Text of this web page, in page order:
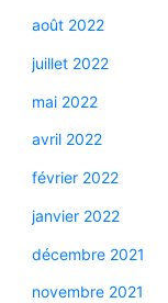
août 2022
juillet 2022
mai 2022
avril 2022
février 2022
janvier 2022
décembre 2021
novembre 2021